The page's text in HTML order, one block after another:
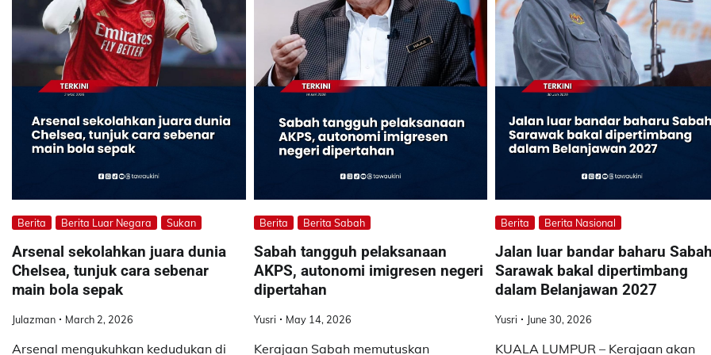
Berita Berita Luar Negara Sukan
Arsenal sekolahkan juara dunia
Chelsea, tunjuk cara sebenar
main bola sepak
Julazman March 2, 2026
Arsenal mengukuhkan kedudukan di
Berita Berita Sabah
Sabah tangguh pelaksanaan
AKPS, autonomi imigresen negeri
dipertahan
Yusri May 14, 2026
Kerajaan Sabah memutuskan
Berita Berita Nasional
Jalan luar bandar baharu
Sarawak bakal dipertimbang
dalam Belanjawan 2027
Yusri June 30, 2026
KUALA LUMPUR – Kerajaan akan